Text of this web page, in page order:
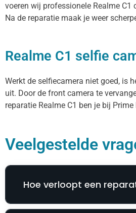
voeren wij professionele Realme
Na de reparatie maak je weer
Realme C1 selfie
Werkt de selfiecamera niet goed, is
uit. Door de front camera te
reparatie Realme C1 ben je bij
Veelgestelde
Hoe verloopt een